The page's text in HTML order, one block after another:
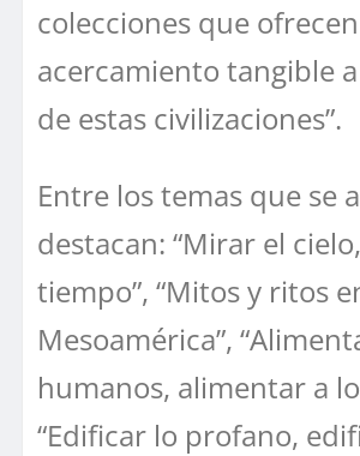
colecciones que
acercamiento tangible
de estas civilizaciones”.
Entre los temas que se
destacan: “Mirar el
tiempo”, “Mitos y ritos
Mesoamérica”,
humanos, alimentar a
“Edificar lo profano,